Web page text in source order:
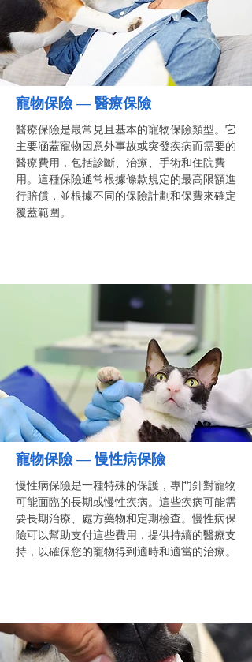
寵物保險 — 醫療保險
醫療保險是最常見且基本的寵物保險類型。它
主要涵蓋寵物因意外事故或突發疾病而需要的
醫療費用，包括診斷、治療、手術和住院費
用。這種保險通常根據條款規定的最高限額進
行賠償，並根據不同的保險計劃和保費來確定
覆蓋範圍。
寵物保險 — 慢性病保險
慢性病保險是一種特殊的保護，專門針對寵物
可能面臨的長期或慢性疾病。這些疾病可能需
要長期治療、處方藥物和定期檢查。慢性病保
險可以幫助支付這些費用，提供持續的醫療支
持，以確保您的寵物得到適時和適當的治療。